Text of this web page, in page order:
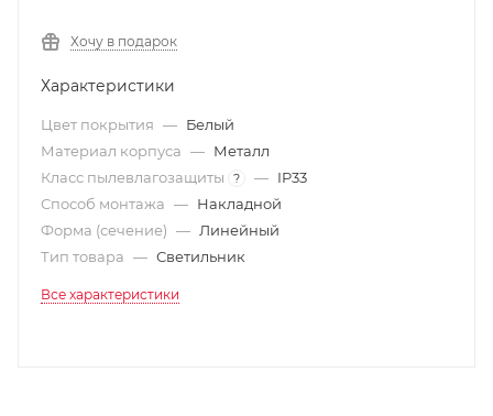
Хочу в подарок
Характеристики
Цвет покрытия — Белый
Материал корпуса — Металл
Класс пылевлагозащиты
? — IP33
Способ монтажа — Накладной
Форма (сечение) — Линейный
Тип товара — Светильник
Все характеристики